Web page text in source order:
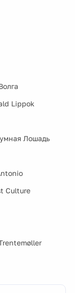
Lippok
Лошадь
Culture